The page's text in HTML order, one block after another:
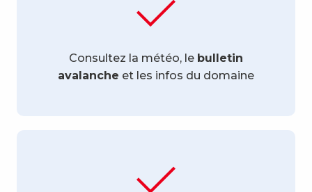
Consultez la météo, le bulletin
avalanche et les infos du domaine